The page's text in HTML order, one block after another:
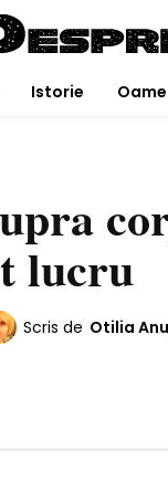
Istorie
lucru
Scris de Otilia